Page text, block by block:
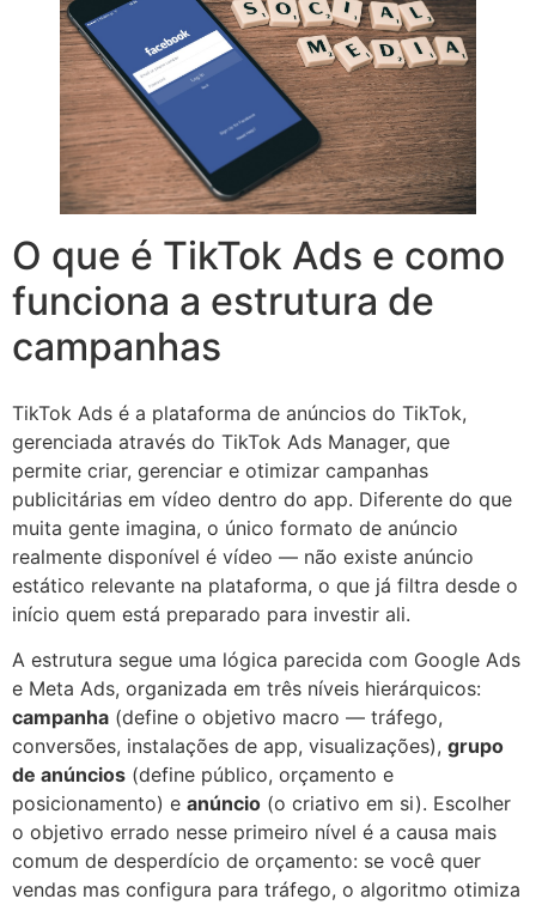
O que é TikTok Ads e como
funciona a estrutura de
campanhas
TikTok Ads é a plataforma de anúncios do TikTok,
gerenciada através do TikTok Ads Manager, que
permite criar, gerenciar e otimizar campanhas
publicitárias em vídeo dentro do app. Diferente do que
muita gente imagina, o único formato de anúncio
realmente disponível é vídeo — não existe anúncio
estático relevante na plataforma, o que já filtra desde o
início quem está preparado para investir ali.
A estrutura segue uma lógica parecida com Google Ads
e Meta Ads, organizada em três níveis hierárquicos:
campanha (define o objetivo macro — tráfego,
conversões, instalações de app, visualizações), grupo
de anúncios (define público, orçamento e
posicionamento) e anúncio (o criativo em si). Escolher
o objetivo errado nesse primeiro nível é a causa mais
comum de desperdício de orçamento: se você quer
vendas mas configura para tráfego, o algoritmo otimiza